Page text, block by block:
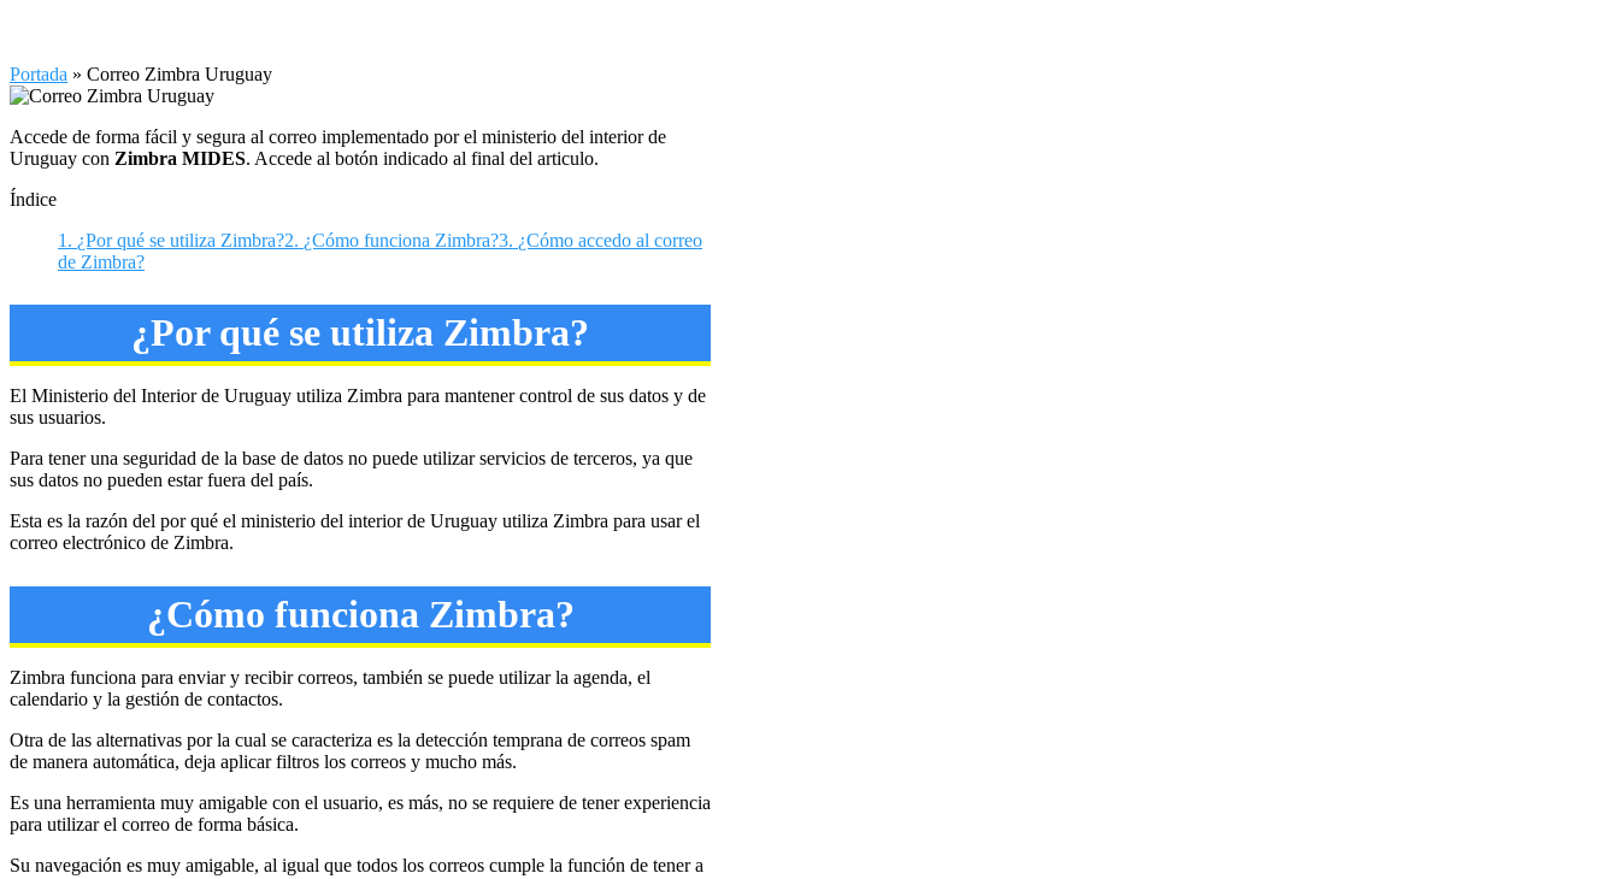
Portada » Correo Zimbra Uruguay
Accede de forma fácil y segura al correo implementado por el ministerio del interior de
Uruguay con Zimbra MIDES. Accede al botón indicado al final del articulo.
Índice
1. ¿Por qué se utiliza Zimbra?2. ¿Cómo funciona Zimbra?3. ¿Cómo accedo al correo
de Zimbra?
¿Por qué se utiliza Zimbra?
El Ministerio del Interior de Uruguay utiliza Zimbra para mantener control de sus datos y de
sus usuarios.
Para tener una seguridad de la base de datos no puede utilizar servicios de terceros, ya que
sus datos no pueden estar fuera del país.
Esta es la razón del por qué el ministerio del interior de Uruguay utiliza Zimbra para usar el
correo electrónico de Zimbra.
¿Cómo funciona Zimbra?
Zimbra funciona para enviar y recibir correos, también se puede utilizar la agenda, el
calendario y la gestión de contactos.
Otra de las alternativas por la cual se caracteriza es la detección temprana de correos spam
de manera automática, deja aplicar filtros los correos y mucho más.
Es una herramienta muy amigable con el usuario, es más, no se requiere de tener experiencia
para utilizar el correo de forma básica.
Su navegación es muy amigable, al igual que todos los correos cumple la función de tener a